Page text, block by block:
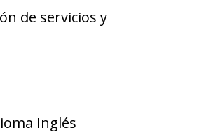
de servicios y
Inglés